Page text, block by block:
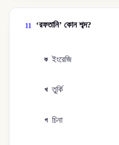
11 ‘রফতানি’ কোন শব্দ?
ক ইংরেজি
খ তুর্কি
গ চিনা